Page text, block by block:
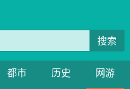
搜索
都市 历史
网游